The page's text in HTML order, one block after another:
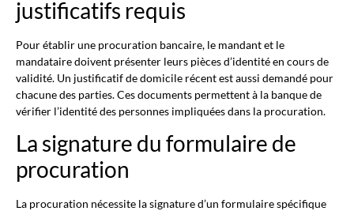
justificatifs requis
Pour établir une procuration bancaire, le mandant et le
mandataire doivent présenter leurs pièces d’identité en cours de
validité. Un justificatif de domicile récent est aussi demandé pour
chacune des parties. Ces documents permettent à la banque de
vérifier l’identité des personnes impliquées dans la procuration.
La signature du formulaire de
procuration
La procuration nécessite la signature d’un formulaire spécifique